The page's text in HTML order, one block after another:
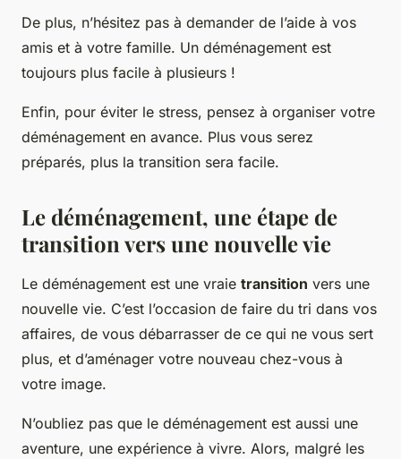
De plus, n’hésitez pas à demander de l’aide à vos
amis et à votre famille. Un déménagement est
toujours plus facile à plusieurs !
Enfin, pour éviter le stress, pensez à organiser votre
déménagement en avance. Plus vous serez
préparés, plus la transition sera facile.
Le déménagement, une étape de
transition vers une nouvelle vie
Le déménagement est une vraie transition vers une
nouvelle vie. C’est l’occasion de faire du tri dans vos
affaires, de vous débarrasser de ce qui ne vous sert
plus, et d’aménager votre nouveau chez-vous à
votre image.
N’oubliez pas que le déménagement est aussi une
aventure, une expérience à vivre. Alors, malgré les